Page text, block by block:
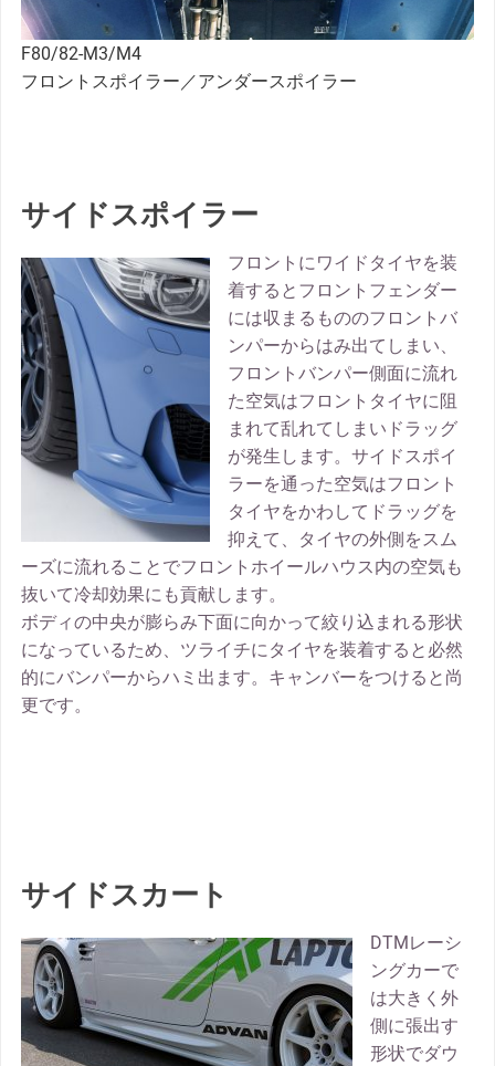
F80/82-M3/M4
フロントスポイラー／アンダースポイラー
サイドスポイラー
フロントにワイドタイヤを装
着するとフロントフェンダー
には収まるもののフロントバ
ンパーからはみ出てしまい、
フロントバンパー側面に流れ
た空気はフロントタイヤに阻
まれて乱れてしまいドラッグ
が発生します。サイドスポイ
ラーを通った空気はフロント
タイヤをかわしてドラッグを
抑えて、タイヤの外側をスム
ーズに流れることでフロントホイールハウス内の空気も
抜いて冷却効果にも貢献します。
ボディの中央が膨らみ下面に向かって絞り込まれる形状
になっているため、ツライチにタイヤを装着すると必然
的にバンパーからハミ出ます。キャンバーをつけると尚
更です。
サイドスカート
DTMレーシ
ングカーで
は大きく外
側に張出す
形状でダウ